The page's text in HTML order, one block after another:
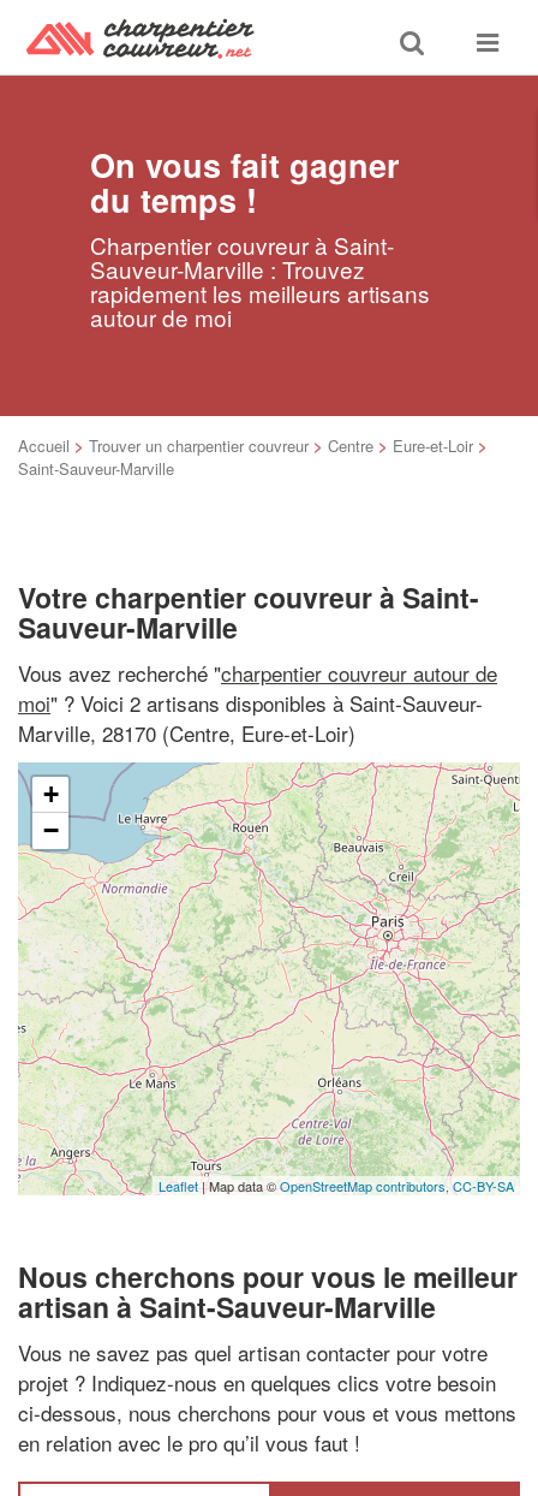
Toggle
search
Toggle
On vous fait gagner
du temps !
Charpentier couvreur à Saint-
Sauveur-Marville : Trouvez
rapidement les meilleurs artisans
autour de moi
Accueil > Trouver un charpentier couvreur > Centre > Eure-et-Loir >
Saint-Sauveur-Marville
Votre charpentier couvreur à Saint-
Sauveur-Marville
Vous avez recherché "charpentier couvreur autour de
moi" ? Voici 2 artisans disponibles à Saint-Sauveur-
Marville, 28170 (Centre, Eure-et-Loir)
+
−
Leaflet| Map data ©OpenStreetMap contributors,CC-BY-SA
Nous cherchons pour vous le meilleur
artisan à Saint-Sauveur-Marville
Vous ne savez pas quel artisan contacter pour votre
projet ? Indiquez-nous en quelques clics votre besoin
ci-dessous, nous cherchons pour vous et vous mettons
en relation avec le pro qu’il vous faut !